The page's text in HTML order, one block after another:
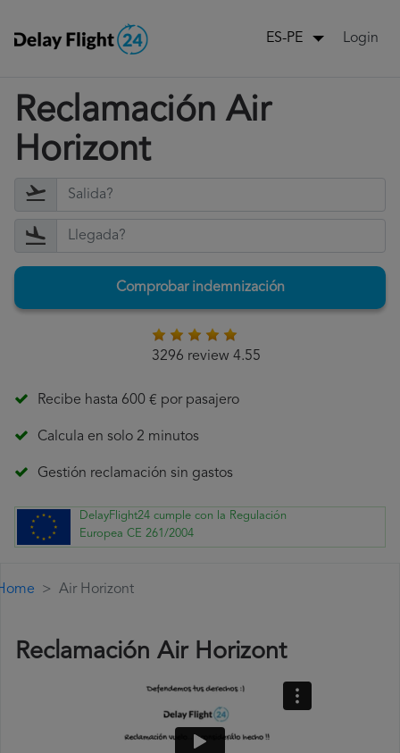
ES-PE Login
Reclamación Air
Horizont
Comprobar indemnización
3296 review 4.55
Recibe hasta 600 € por pasajero
Calcula en solo 2 minutos
Gestión reclamación sin gastos
DelayFlight24 cumple con la Regulación
Europea CE 261/2004
Air Horizont
Reclamación Air Horizont